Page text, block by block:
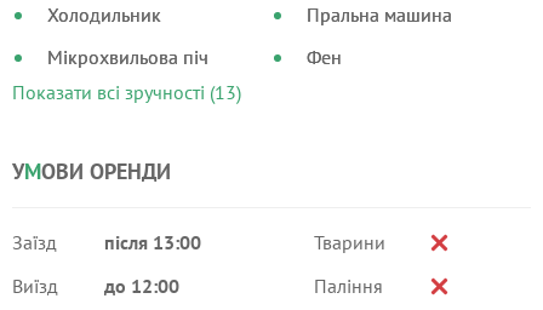
Холодильник
Мікрохвильова піч
Пральна машина
Фен
Показати всі зручності (13)
УМОВИ ОРЕНДИ
Заїзд
після 13:00
Виїзд
до 12:00
Тварини
Паління